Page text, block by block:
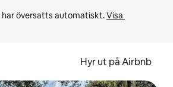
har översatts automatiskt. Visa
Hyr ut på Airbnb